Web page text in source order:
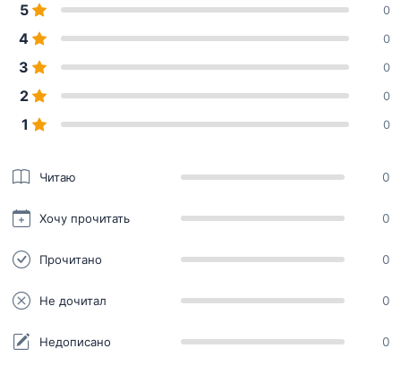
5 0
4 0
3 0
2 0
1 0
Читаю 0
Хочу прочитать 0
Прочитано 0
Не дочитал 0
Недописано 0